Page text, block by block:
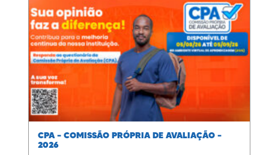
CPA – COMISSÃO PRÓPRIA DE AVALIAÇÃO –
2026